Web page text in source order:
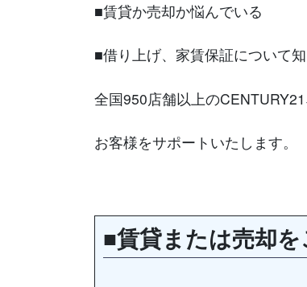
■賃貸か売却か悩んでいる
■借り上げ、家賃保証について
全国950店舗以上の
お客様をサポートいたします。
■賃貸または売却